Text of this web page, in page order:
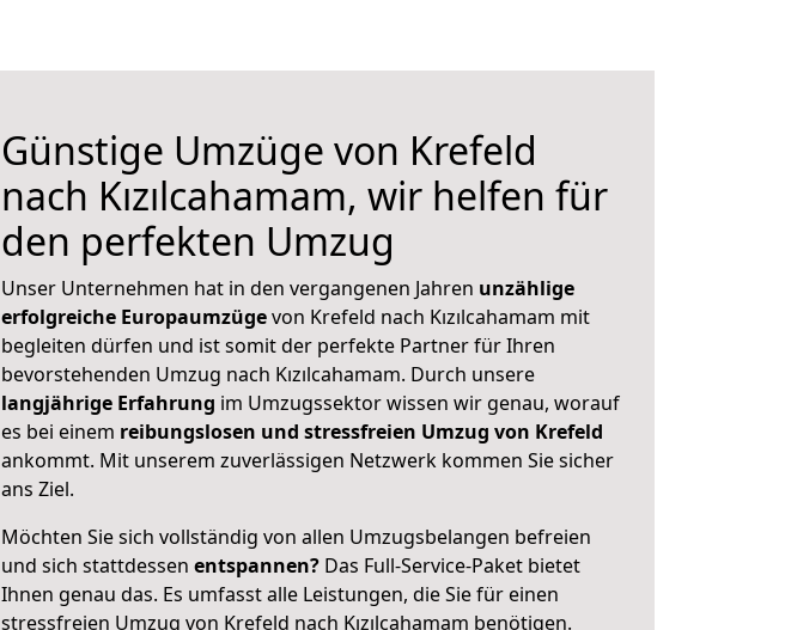
Günstige Umzüge von Krefeld
nach Kızılcahamam, wir helfen für
den perfekten Umzug
Unser Unternehmen hat in den vergangenen Jahren unzählige
erfolgreiche Europaumzügevon Krefeld nach Kızılcahamam mit
begleiten dürfen und ist somit der perfekte Partner für Ihren
bevorstehenden Umzug nach Kızılcahamam. Durch unsere
langjährige Erfahrung im Umzugssektor wissen wir genau, worauf
es bei einem reibungslosen und stressfreien Umzug von Krefeld
ankommt. Mit unserem zuverlässigen Netzwerk kommen Sie sicher
ans Ziel.
Möchten Sie sich vollständig von allen Umzugsbelangen befreien
und sich stattdessen entspannen? Das Full-Service-Paket bietet
Ihnen genau das. Es umfasst alle Leistungen, die Sie für einen
stressfreien Umzug von Krefeld nach Kızılcahamam benötigen.